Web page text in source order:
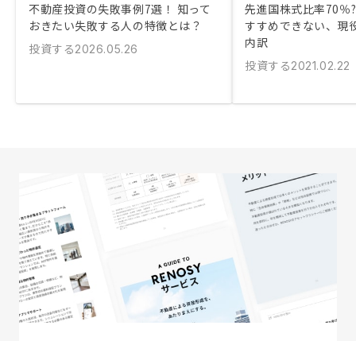
不動産投資の失敗事例7選！ 知って
おきたい失敗する人の特徴とは？
投資する2026.05.26
先進国株式比率70％
すすめできない、現
内訳
投資する2021.02.22